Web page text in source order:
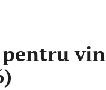
pentru vin